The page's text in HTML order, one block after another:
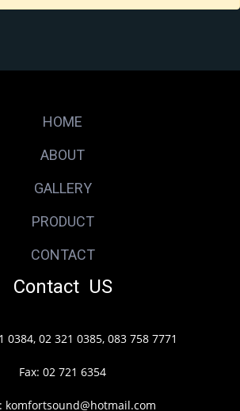
HOME
ABOUT
GALLERY
PRODUCT
CONTACT
Contact US
0384, 02 321 0385, 083 758 7771
Fax: 02 721 6354
komfortsound@hotmail.com